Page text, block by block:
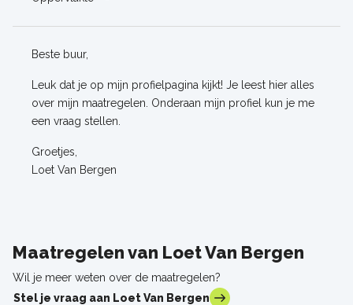
Beste buur,
Leuk dat je op mijn profielpagina kijkt! Je leest hier alles
over mijn maatregelen. Onderaan mijn profiel kun je me
een vraag stellen.
Groetjes,
Loet Van Bergen
Maatregelen van Loet Van Bergen
Wil je meer weten over de maatregelen?
Stel je vraag aan Loet Van Bergen